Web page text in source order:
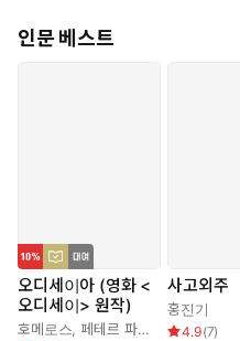
인문 베스트
오디세이아 (영화 <
오디세이> 원작)
호메로스, 페테르 파울 루벤스 ,박문재
사고외주
홍진기
4.9(7)